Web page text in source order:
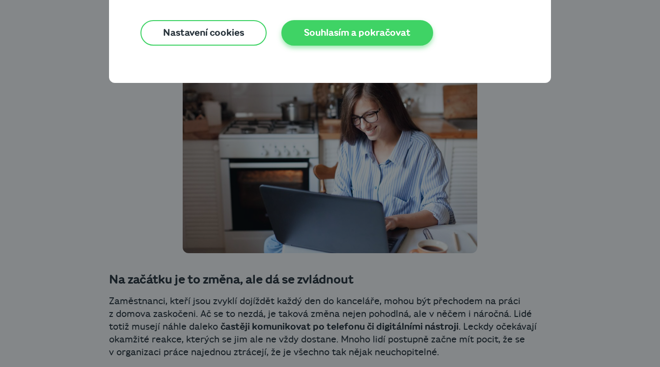
tak trochu skrz prsty? Skutečně hrozí pokles efektivity? A co dělat, aby spolupráce na dálku
fungovala?
Na začátku je to změna, ale dá se zvládnout
Zaměstnanci, kteří jsou zvyklí dojíždět každý den do kanceláře, mohou být přechodem na práci
z domova zaskočeni. Ač se to nezdá, je taková změna nejen pohodlná, ale v něčem i náročná. Lidé
totiž musejí náhle daleko častěji komunikovat po telefonu či digitálními nástroji. Leckdy očekávají
okamžité reakce, kterých se jim ale ne vždy dostane. Mnoho lidí postupně začne mít pocit, že se
v organizaci práce najednou ztrácejí, že je všechno tak nějak neuchopitelné.
Nastavení cookies Souhlasím a pokračovat